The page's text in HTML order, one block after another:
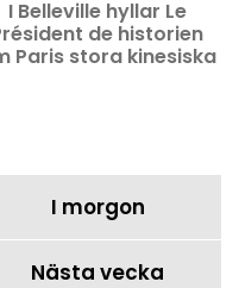
I Belleville hyllar Le
de historien
Paris stora kinesiska
I morgon
Nästa vecka